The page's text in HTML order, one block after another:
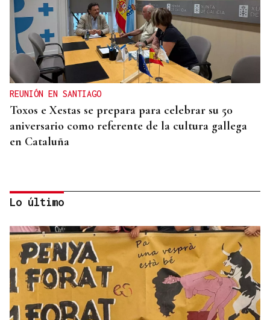
REUNIÓN EN SANTIAGO
Toxos e Xestas se prepara para celebrar su 50
aniversario como referente de la cultura gallega
en Cataluña
Lo último